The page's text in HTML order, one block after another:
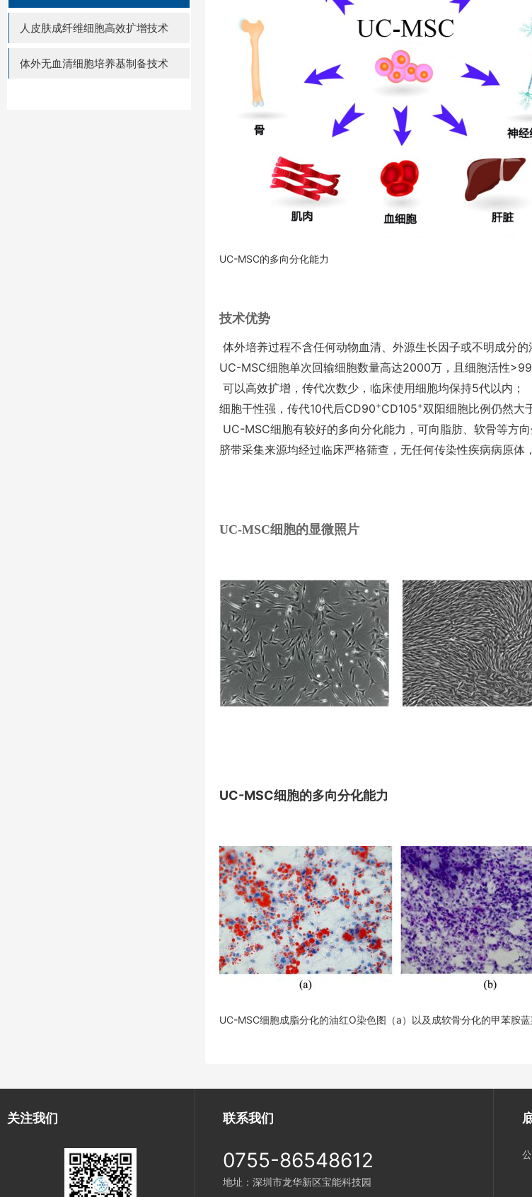
人皮肤成纤维细胞高效扩增技术
体外无血清细胞培养基制备技术
UC-MSC的多向分化能力
技术优势
体外培养过程不含任何动物血清、外源生长因子或不明成分的
UC-MSC细胞单次回输细胞数量高达2000万，且细胞活性
可以高效扩增，传代次数少，临床使用细胞均保持5代以内；
细胞干性强，传代10代后CD90+CD105+双阳细胞比例仍然大
UC-MSC细胞有较好的多向分化能力，可向脂肪、软骨等方向
脐带采集来源均经过临床严格筛查，无任何传染性疾病病原体
UC-MSC细胞的显微照片
UC-MSC细胞的多向分化能力
UC-MSC细胞成脂分化的油红O染色图（a）以及成软骨分化的甲苯胺蓝
关注我们 联系我们
0755-86548612
地址：深圳市龙华新区宝能科技园